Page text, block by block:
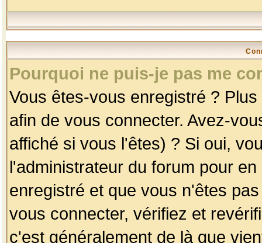
Pourquoi ne puis-je pas me
Vous êtes-vous enregistré ?
afin de vous connecter. Avez-
affiché si vous l'êtes) ? Si oui,
l'administrateur du forum pour
enregistré et que vous n'êtes
vous connecter, vérifiez et
c'est généralement de là que